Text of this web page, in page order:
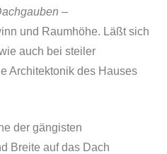
–
und Raumhöhe. Läßt sich
auch bei steiler
Architektonik des Hauses
der gängisten
Breite auf das Dach